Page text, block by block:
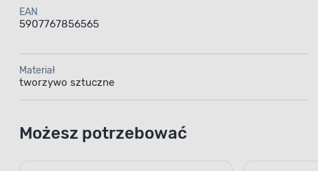
EAN
5907767856565
Materiał
tworzywo sztuczne
Możesz potrzebować